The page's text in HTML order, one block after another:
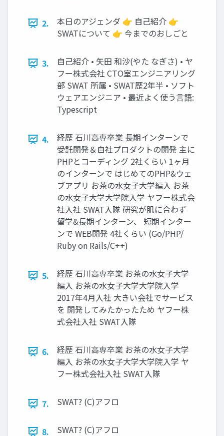
2.
本日のアジェンダ 👉 自己紹介 👉
SWATについて 👉 今までのおしごと
3.
自己紹介 • 矢田 和沙(やた なぎさ) • ヤ
フー株式会社 CTO室エンジニアリング
部 SWAT 所属 • SWAT歴2年半 • ソフト
ウェアエンジニア • 最近よく使う言語:
Typescript
4.
経歴 石川高専卒業 長期インターンで
受託開発＆自社プロダクトの開発 主に
PHPとコーディング 2社くらい 1ヶ月
のインターンで はじめてのPHP&ウェ
ブアプリ お茶の水女子大学編入 お茶
の水女子大学大学院入学 ヤフー株式会
社入社 SWAT入隊 研究が肌に合わず
留学&長期インターン、 短期インター
ンで WEB開発 4社くらい (Go/PHP/
Ruby on Rails/C++)
5.
経歴 石川高専卒業 お茶の水女子大学
編入 お茶の水女子大学大学院入学
2017年4月入社 大きい会社でサービス
を 開発してみたかったため ヤフー株
式会社入社 SWAT入隊
6.
経歴 石川高専卒業 お茶の水女子大学
編入 お茶の水女子大学大学院入学 ヤ
フー株式会社入社 SWAT入隊
7. SWAT? (C)アフロ
8. SWAT? (C)アフロ